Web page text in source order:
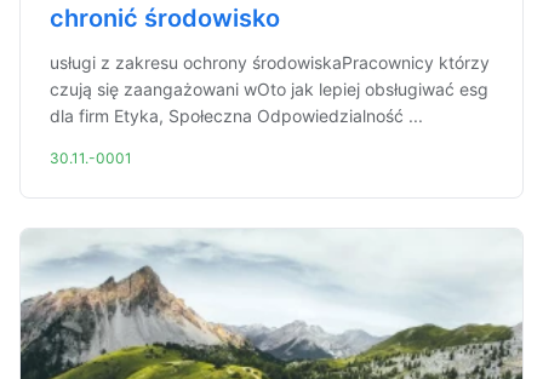
chronić środowisko
usługi z zakresu ochrony środowiskaPracownicy którzy
czują się zaangażowani wOto jak lepiej obsługiwać esg
dla firm Etyka, Społeczna Odpowiedzialność ...
30.11.-0001